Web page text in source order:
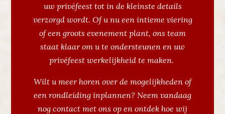
uw privéfeest tot in de kleinste details
verzorgd wordt. Of u nu een intieme viering
of een groots evenement plant, ons team
staat klaar om u te ondersteunen en uw
privéfeest werkelijkheid te maken.
Wilt u meer horen over de mogelijkheden of
een rondleiding inplannen? Neem vandaag
nog contact met ons op en ontdek hoe wij